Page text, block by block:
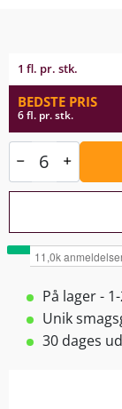
1 fl. pr. stk.
BEDSTE PRIS
6 fl. pr. stk.
På lager -
Unik
30 dages